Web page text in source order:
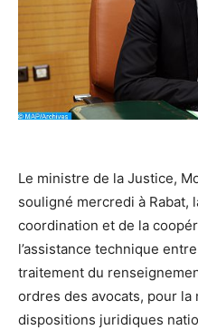
Le ministre de la Justice,
souligné mercredi à Rabat,
coordination et de la
l’assistance technique
traitement du
ordres des avocats, pour
dispositions juridiques